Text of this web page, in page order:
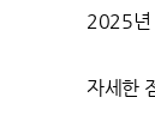
2025
자세한